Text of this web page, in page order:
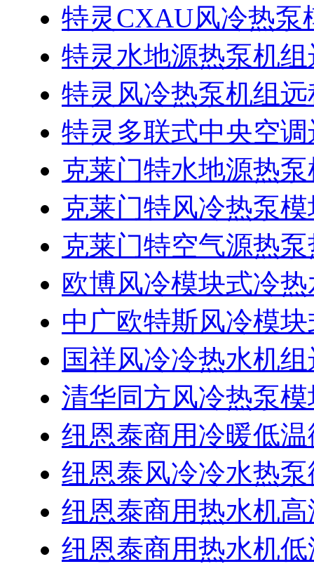
特灵CXAU风冷热泵
特灵水地源热泵机
特灵风冷热泵机组
特灵多联式中央空
克莱门特水地源热
克莱门特风冷热泵
克莱门特空气源热
欧博风冷模块式冷
中广欧特斯风冷模
国祥风冷冷热水机
清华同方风冷热泵
纽恩泰商用冷暖低
纽恩泰风冷冷水热
纽恩泰商用热水机
纽恩泰商用热水机